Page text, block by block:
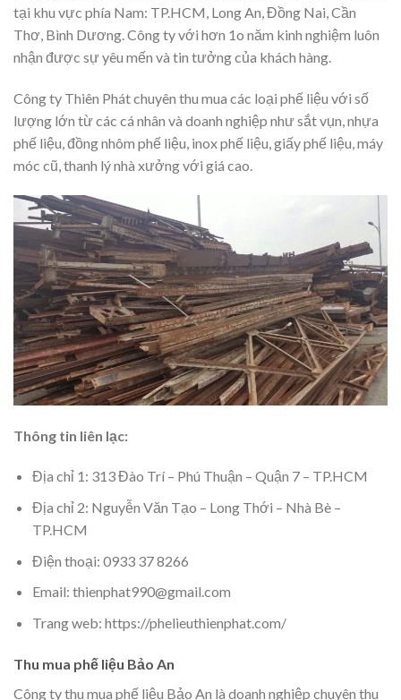
tại khu vực phía Nam: TP.HCM, Long An, Đồng Nai, Cần
Thơ, Bình Dương. Công ty với hơn 1o năm kinh nghiệm luôn
nhận được sự yêu mến và tin tưởng của khách hàng.
Công ty Thiên Phát chuyên thu mua các loại phế liệu với số
lượng lớn từ các cá nhân và doanh nghiệp như sắt vụn, nhựa
phế liệu, đồng nhôm phế liệu, inox phế liệu, giấy phế liệu, máy
móc cũ, thanh lý nhà xưởng với giá cao.
Thông tin liên lạc:
Địa chỉ 1: 313 Đào Trí – Phú Thuận – Quận 7 – TP.HCM
Địa chỉ 2: Nguyễn Văn Tạo – Long Thới – Nhà Bè –
TP.HCM
Điện thoại: 0933 37 8266
Email: thienphat990@gmail.com
Trang web: https://phelieuthienphat.com/
Thu mua phế liệu Bảo An
Công ty thu mua phế liệu Bảo An là doanh nghiệp chuyên thu